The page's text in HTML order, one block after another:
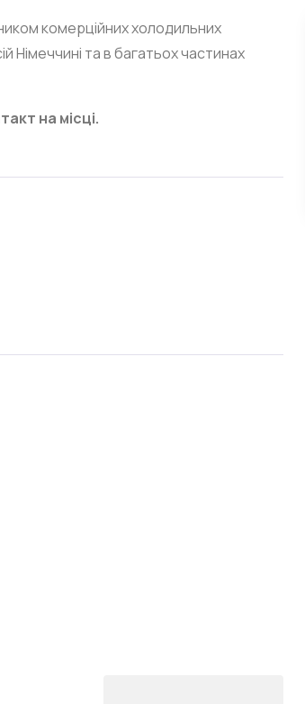
комерційних холодильних
Німеччині та в багатьох частинах
на місці.